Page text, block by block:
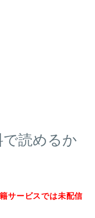
で読めるか
サービスでは未配信